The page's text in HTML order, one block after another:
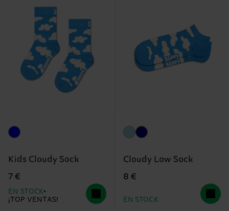
Kids Cloudy Sock
7 €
EN STOCK
¡TOP VENTAS!
Cloudy Low Sock
8 €
EN STOCK